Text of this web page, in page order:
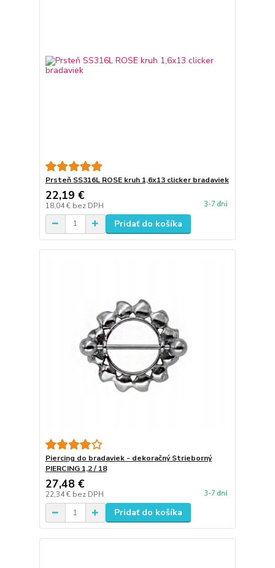
Prsteň SS316L ROSE kruh 1,6x13 clicker bradaviek
22,19 €
18,04 € bez DPH 3-7 dní
Pridať do košíka
Piercing do bradaviek - dekoračný Strieborný
PIERCING 1,2 / 18
27,48 €
22,34 € bez DPH 3-7 dní
Pridať do košíka